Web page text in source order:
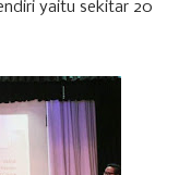
yaitu sekitar 20